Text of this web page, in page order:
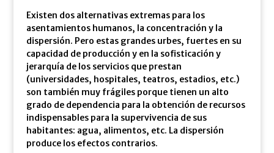
Existen dos alternativas extremas para los
asentamientos humanos, la concentración y la
dispersión. Pero estas grandes urbes, fuertes en su
capacidad de producción y en la sofisticación y
jerarquía de los servicios que prestan
(universidades, hospitales, teatros, estadios, etc.)
son también muy frágiles porque tienen un alto
grado de dependencia para la obtención de recursos
indispensables para la supervivencia de sus
habitantes: agua, alimentos, etc. La dispersión
produce los efectos contrarios.